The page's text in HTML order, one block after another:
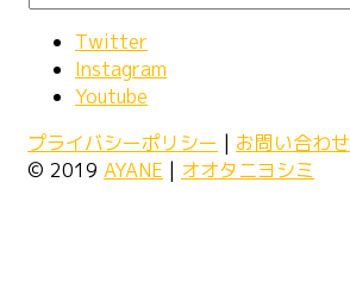
Twitter
Instagram
Youtube
プライバシーポリシー | お問い合わせ
© 2019 AYANE | オオタニヨシミ